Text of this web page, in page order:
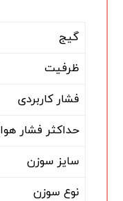
گیج
ظرفیت
فشار کاربردی
حداکثر فشار هوا
سایز سوزن
نوع سوزن